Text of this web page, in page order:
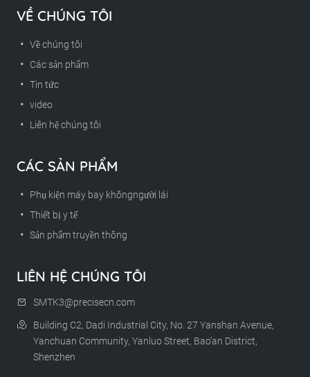
VỀ CHÚNG TÔI
Về chúng tôi
Các sản phẩm
Tin tức
video
Liên hệ chúng tôi
CÁC SẢN PHẨM
Phụ kiện máy bay khôngngười lái
Thiết bị y tế
Sản phẩm truyền thông
LIÊN HỆ CHÚNG TÔI
SMTK3@precisecn.com
Building C2, Dadi Industrial City, No. 27 Yanshan Avenue,
Yanchuan Community, Yanluo Street, Bao'an District,
Shenzhen